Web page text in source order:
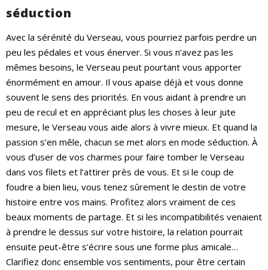
séduction
Avec la sérénité du Verseau, vous pourriez parfois perdre un
peu les pédales et vous énerver. Si vous n’avez pas les
mêmes besoins, le Verseau peut pourtant vous apporter
énormément en amour. Il vous apaise déjà et vous donne
souvent le sens des priorités. En vous aidant à prendre un
peu de recul et en appréciant plus les choses à leur jute
mesure, le Verseau vous aide alors à vivre mieux. Et quand la
passion s’en mêle, chacun se met alors en mode séduction. À
vous d’user de vos charmes pour faire tomber le Verseau
dans vos filets et l’attirer près de vous. Et si le coup de
foudre a bien lieu, vous tenez sûrement le destin de votre
histoire entre vos mains. Profitez alors vraiment de ces
beaux moments de partage. Et si les incompatibilités venaient
à prendre le dessus sur votre histoire, la relation pourrait
ensuite peut-être s’écrire sous une forme plus amicale…
Clarifiez donc ensemble vos sentiments, pour être certain